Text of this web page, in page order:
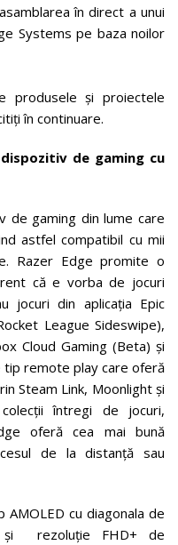
în direct a unui
Systems pe baza noilor
produsele și proiectele
în continuare.
de gaming cu
de gaming din lume care
astfel compatibil cu mii
Razer Edge promite o
că e vorba de jocuri
jocuri din aplicația Epic
League Sideswipe),
Cloud Gaming (Beta) și
tip remote play care oferă
Steam Link, Moonlight și
întregi de jocuri,
oferă cea mai bună
de la distanță sau
AMOLED cu diagonala de
și rezoluție FHD+ de